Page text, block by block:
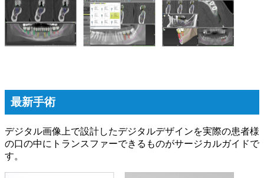
最新手術
デジタル画像上で設計したデジタルデザインを実際の患者様
の口の中にトランスファーできるものがサージカルガイドで
す。